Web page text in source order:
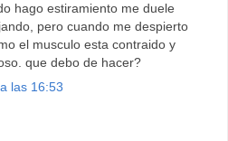
hago estiramiento me duele
pero cuando me despierto
el musculo esta contraido y
que debo de hacer?
las 16:53